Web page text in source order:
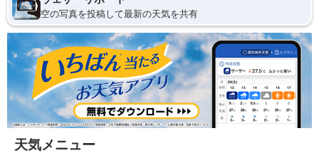
空の写真を投稿して最新の天気を共有
天気メニュー